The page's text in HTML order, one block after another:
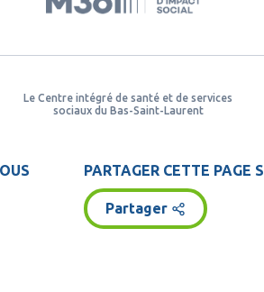
Le Centre intégré de santé et de services
sociaux du Bas-Saint-Laurent
PARTAGER CETTE PAGE
Partager